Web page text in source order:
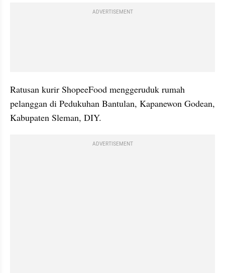
ADVERTISEMENT
Ratusan kurir ShopeeFood menggeruduk rumah
pelanggan di Pedukuhan Bantulan, Kapanewon Godean,
Kabupaten Sleman, DIY.
ADVERTISEMENT